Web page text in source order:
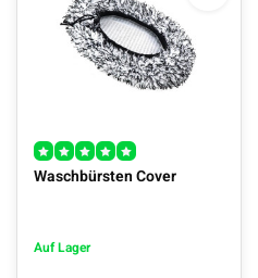
Waschbürsten Cover
Auf Lager